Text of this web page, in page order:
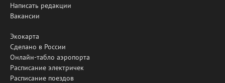
Написать редакции
Вакансии
Экокарта
Сделано в России
Онлайн-табло аэропорта
Расписание электричек
Расписание поездов